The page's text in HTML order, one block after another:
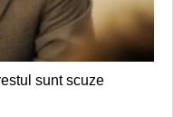
sunt scuze